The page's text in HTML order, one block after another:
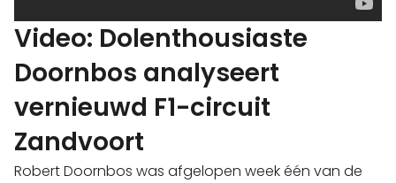
Video: Dolenthousiaste
Doornbos analyseert
vernieuwd F1-circuit
Zandvoort
Robert Doornbos was afgelopen week één van de